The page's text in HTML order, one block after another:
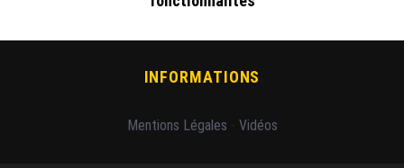
INFORMATIONS
Mentions Légales Vidéos